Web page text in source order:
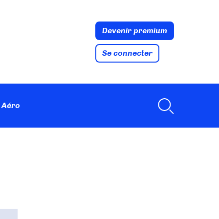
Devenir premium
Se connecter